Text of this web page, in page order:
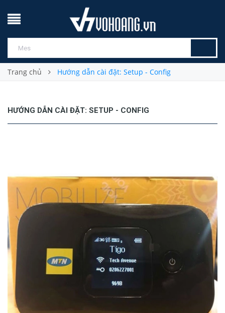
Trang chủ Hướng dẫn cài đặt: Setup - Config
HƯỚNG DẪN CÀI ĐẶT: SETUP - CONFIG